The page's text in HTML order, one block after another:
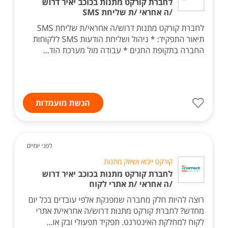
/ה אחראי /ת שליחת SMS
לחברת קורקט מתנות דרוש/ה אחראי/ת שליחת SMS
תיאור התפקיד: * ניהול ושליחת הודעות SMS ללקוחות
החברה בתקופת החגים * עבודה מול מערכת הוד...
הגשת מועמדות
לפני יומיים
קורקט ייבוא ושיווק מתנות
לחברת קורקט מתנות בכוכב יאיר דרוש
/ה אחראי /ת אתרי לקוח
רוצה להיות חלק מחברה שמפנקת אלפי עובדים בכל יום
מחדש? לחברת קורקט מתנות דרוש/ה אחראי/ת אתרי
לקוח למחלקת האינטרנט. תפקיד תפעולי ובק או...